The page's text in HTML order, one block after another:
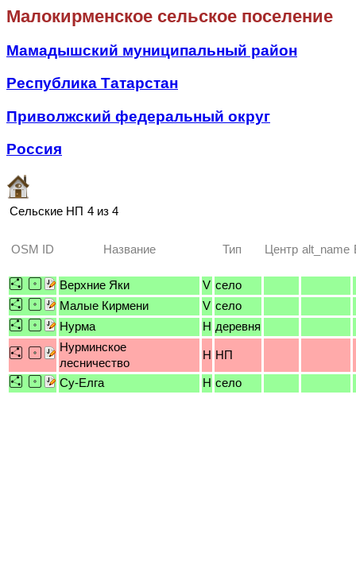
Малокирменское сельское поселение
Мамадышский муниципальный район
Республика Татарстан
Приволжский федеральный округ
Россия
Сельские НП 4 из 4
OSM ID Название Тип Центр alt_name
Верхние Яки V село
Малые Кирмени
V село
Нурма
H деревня
Нурминское
лесничество
H НП
Су-Елга H село